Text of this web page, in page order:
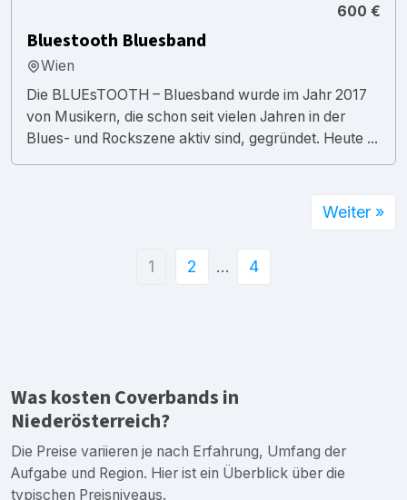
600 €
Bluestooth Bluesband
Wien
Die BLUEsTOOTH – Bluesband wurde im Jahr 2017
von Musikern, die schon seit vielen Jahren in der
Blues- und Rockszene aktiv sind, gegründet. Heute ...
1 2 … 4
Weiter »
Was kosten Coverbands in
Niederösterreich?
Die Preise variieren je nach Erfahrung, Umfang der
Aufgabe und Region. Hier ist ein Überblick über die
typischen Preisniveaus.